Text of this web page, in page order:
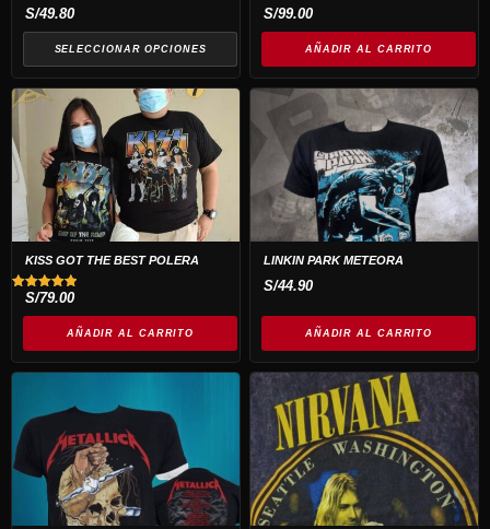
S/49.80
SELECCIONAR OPCIONES
se
pueden
elegir
en
página
de
producto
S/99.00
AÑADIR AL CARRITO
KISS GOT THE BEST POLERA
Valorado
S/79.00
AÑADIR AL CARRITO
LINKIN PARK METEORA
S/44.90
AÑADIR AL CARRITO
Este
producto
tiene
múltiples
variantes.
Las